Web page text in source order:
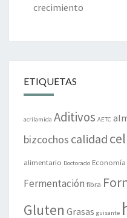
crecimiento
ETIQUETAS
acrilamida Aditivos AETC
bizcochos calidad
alimentario Doctorado
Fermentación fibra
Gluten Grasas guisante